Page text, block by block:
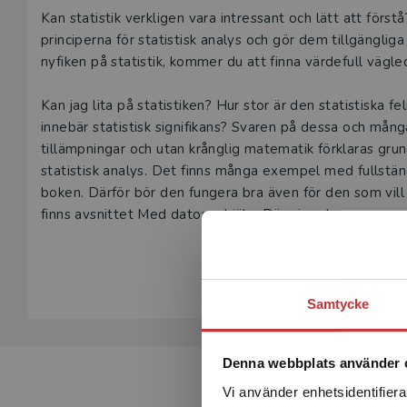
Samtycke
Denna webbplats använder
Vi använder
Beskrivning
Kan statistik verkligen vara intressant och lätt att
principerna för statistisk analys och gör dem
nyfiken på statistik, kommer du att finna värdefull
Kan jag lita på statistiken? Hur stor är den statistiska
innebär statistisk signifikans? Svaren på dessa och
tillämpningar och utan krånglig matematik förklaras
statistisk analys. Det finns många exempel med
boken. Därför bör den fungera bra även för den som
finns avsnittet Med datorns hjälp. Där visas hur man